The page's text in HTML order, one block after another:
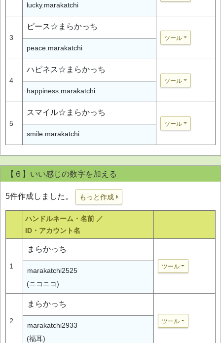
lucky.marakatchi
3
ピース☆まらかっち
ツール
peace.marakatchi
4
ハピネス☆まらかっち
ツール
happiness.marakatchi
5
スマイル☆まらかっち
ツール
smile.marakatchi
【６】いい感じの数字を加える
5件作成しました。 もっと作成
ハンドルネーム・名前 ／
ID・アカウント名
1
まらかっち
ツール
marakatchi2525
(ニコニコ)
2
まらかっち
ツール
marakatchi2933
(福耳)